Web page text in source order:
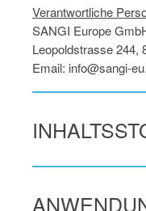
Verantwortliche
SANGI Europe
Leopoldstrasse 244,
Email: info@sangi-